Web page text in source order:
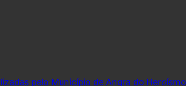
pelo Município de Angra do Heroísmo